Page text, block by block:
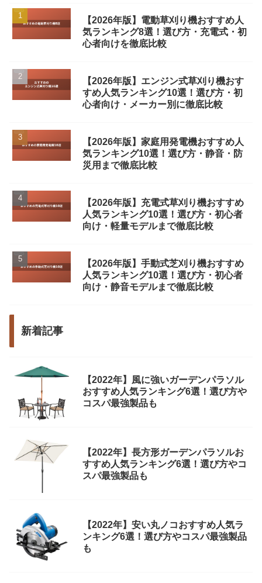
【2026年版】電動草刈り機おすすめ人
気ランキング8選！選び方・充電式・初
心者向けを徹底比較
【2026年版】エンジン式草刈り機おす
すめ人気ランキング10選！選び方・初
心者向け・メーカー別に徹底比較
【2026年版】家庭用発電機おすすめ人
気ランキング10選！選び方・静音・防
災用まで徹底比較
【2026年版】充電式草刈り機おすすめ
人気ランキング10選！選び方・初心者
向け・軽量モデルまで徹底比較
【2026年版】手動式芝刈り機おすすめ
人気ランキング10選！選び方・初心者
向け・静音モデルまで徹底比較
新着記事
【2022年】風に強いガーデンパラソル
おすすめ人気ランキング6選！選び方や
コスパ最強製品も
【2022年】長方形ガーデンパラソルお
すすめ人気ランキング6選！選び方やコ
スパ最強製品も
【2022年】安い丸ノコおすすめ人気ラ
ンキング6選！選び方やコスパ最強製品
も